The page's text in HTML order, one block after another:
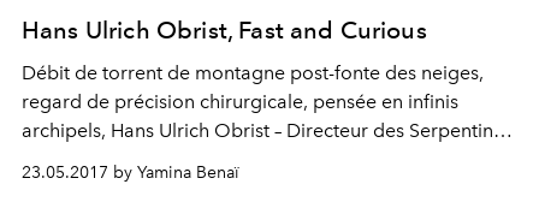
Hans Ulrich Obrist, Fast and Curious
Débit de torrent de montagne post-fonte des neiges,
regard de précision chirurgicale, pensée en infinis
archipels, Hans Ulrich Obrist – Directeur des Serpentine
Galleries de Londres et commissaire d’ampleur –
rassemble en une seule unité de production, lui-même,
23.05.2017 by Yamina Benaï